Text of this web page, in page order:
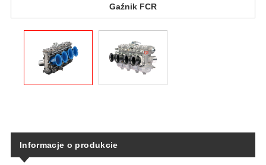
Gaźnik FCR
Informacje o produkcie